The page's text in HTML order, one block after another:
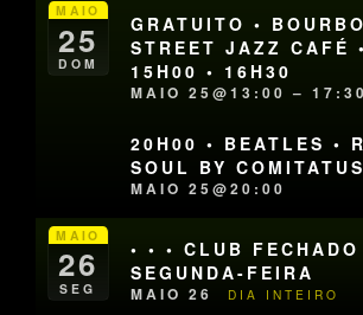
MAIO
25
DOM
GRATUITO •
STREET JAZZ CAFÉ
15H00 • 16H30
MAIO 25@13:00 – 17:30
20H00 • BEATLES •
SOUL BY COMITATUS
MAIO 25@20:00
MAIO
26
SEG
• • • CLUB FECHADO
SEGUNDA-FEIRA
MAIO 26 DIA INTEIRO